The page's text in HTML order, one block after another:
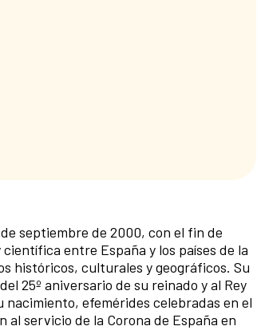
septiembre de 2000, con el fin de
entre España y los países de la
históricos, culturales y geográficos. Su
25º aniversario de su reinado y al Rey
nacimiento, efemérides celebradas en el
servicio de la Corona de España en